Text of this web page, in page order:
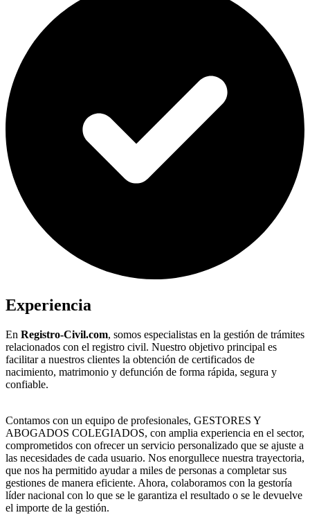
Experiencia
En Registro-Civil.com, somos especialistas en la gestión de trámites
relacionados con el registro civil. Nuestro objetivo principal es
facilitar a nuestros clientes la obtención de certificados de
nacimiento, matrimonio y defunción de forma rápida, segura y
confiable.
Contamos con un equipo de profesionales, GESTORES Y
ABOGADOS COLEGIADOS, con amplia experiencia en el sector,
comprometidos con ofrecer un servicio personalizado que se ajuste a
las necesidades de cada usuario. Nos enorgullece nuestra trayectoria,
que nos ha permitido ayudar a miles de personas a completar sus
gestiones de manera eficiente. Ahora, colaboramos con la gestoría
líder nacional con lo que se le garantiza el resultado o se le devuelve
el importe de la gestión.